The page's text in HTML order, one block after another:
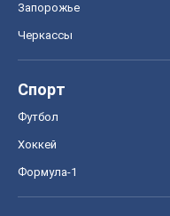
Запорожье
Черкассы
Спорт
Футбол
Хоккей
Формула-1